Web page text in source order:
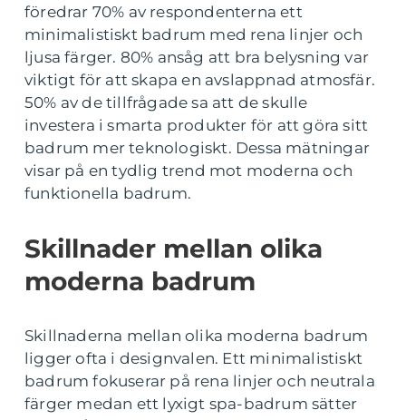
föredrar 70% av respondenterna ett
minimalistiskt badrum med rena linjer och
ljusa färger. 80% ansåg att bra belysning var
viktigt för att skapa en avslappnad atmosfär.
50% av de tillfrågade sa att de skulle
investera i smarta produkter för att göra sitt
badrum mer teknologiskt. Dessa mätningar
visar på en tydlig trend mot moderna och
funktionella badrum.
Skillnader mellan olika
moderna badrum
Skillnaderna mellan olika moderna badrum
ligger ofta i designvalen. Ett minimalistiskt
badrum fokuserar på rena linjer och neutrala
färger medan ett lyxigt spa-badrum sätter